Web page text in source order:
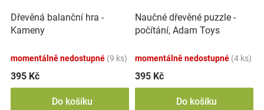
Dřevěná balanční hra -
Kameny
momentálně nedostupné (9 ks)
395 Kč
Do košíku
Naučné dřevěné puzzle -
počítání, Adam Toys
momentálně nedostupné (4 ks)
395 Kč
Do košíku